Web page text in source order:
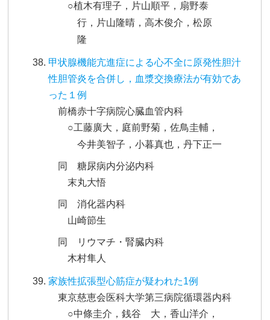
○植木有理子，片山順平，扇野泰
行，片山隆晴，高木俊介，松原
隆
甲状腺機能亢進症による心不全に原発性胆汁
性胆管炎を合併し，血漿交換療法が有効であ
った１例
前橋赤十字病院心臓血管内科
○工藤廣大，庭前野菊，佐鳥圭輔，
今井美智子，小暮真也，丹下正一
同 糖尿病内分泌内科
末丸大悟
同 消化器内科
山崎節生
同 リウマチ・腎臓内科
木村隼人
家族性拡張型心筋症が疑われた1例
東京慈恵会医科大学第三病院循環器内科
○中條圭介，銭谷 大，香山洋介，